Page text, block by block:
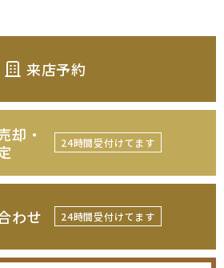
来店予約
却・
24時間受付けてます
わせ 24時間受付けてます